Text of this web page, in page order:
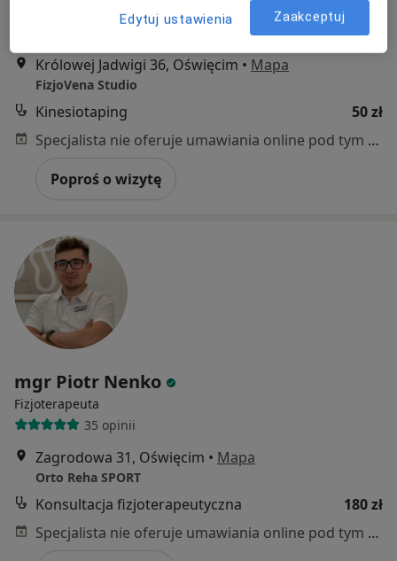
Więcej
24 opinie
Królowej Jadwigi 36, Oświęcim • Mapa
FizjoVena Studio
Kinesiotaping
50 zł
Specjalista nie oferuje umawiania online pod tym adresem.
Poproś o wizytę
mgr Piotr Nenko
Fizjoterapeuta
35 opinii
Zagrodowa 31, Oświęcim • Mapa
Orto Reha SPORT
Konsultacja fizjoterapeutyczna
180 zł
Specjalista nie oferuje umawiania online pod tym adresem.
Edytuj ustawienia Zaakceptuj